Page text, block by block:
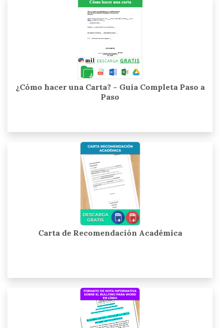
¿Cómo hacer una Carta? – Guía Completa Paso a
Paso
Carta de Recomendación Académica